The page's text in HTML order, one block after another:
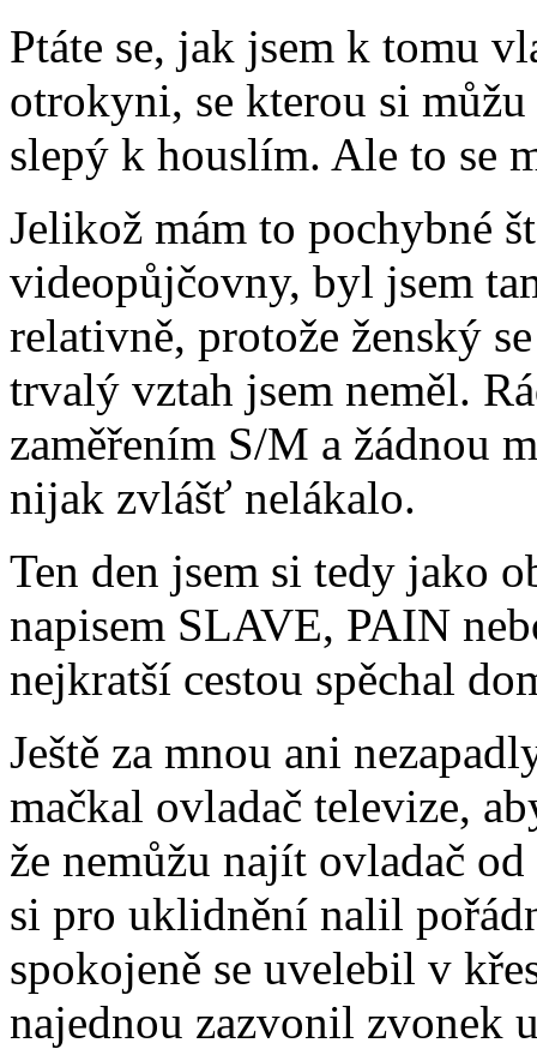
Ptáte se, jak jsem k tomu
otrokyni, se kterou si
slepý k houslím. Ale to se
Jelikož mám to pochybné
videopůjčovny, byl jsem
relativně, protože ženský
trvalý vztah jsem neměl.
zaměřením S/M a žádnou
nijak zvlášť nelákalo.
Ten den jsem si tedy jako
napisem SLAVE, PAIN
nejkratší cestou spěchal
Ještě za mnou ani
mačkal ovladač televize,
že nemůžu najít ovladač
si pro uklidnění nalil
spokojeně se uvelebil v
najednou zazvonil zvonek